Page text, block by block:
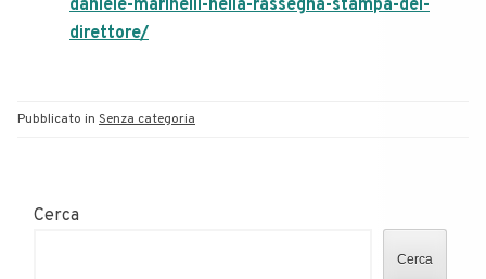
daniele-marinelli-nella-rassegna-stampa-del-
direttore/
Pubblicato in Senza categoria
Cerca
Cerca